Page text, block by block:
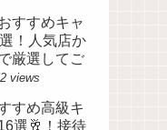
すすめキャ
！人気店か
厳選してご
views
すめ高級キ
選🥂！接待